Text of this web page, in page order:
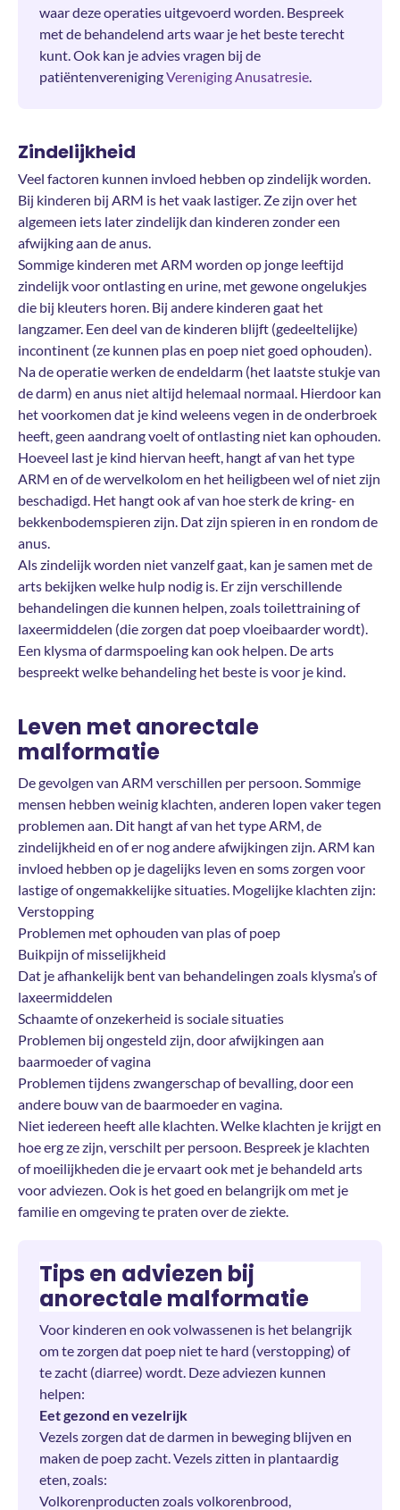
waar deze operaties uitgevoerd worden. Bespreek
met de behandelend arts waar je het beste terecht
kunt. Ook kan je advies vragen bij de
patiëntenverenigingVereniging Anusatresie
Zindelijkheid
Veel factoren kunnen invloed hebben op zindelijk worden.
Bij kinderen bij ARM is het vaak lastiger. Ze zijn over het
algemeen iets later zindelijk dan kinderen zonder een
afwijking aan de anus.
Sommige kinderen met ARM worden op jonge leeftijd
zindelijk voor ontlasting en urine, met gewone ongelukjes
die bij kleuters horen. Bij andere kinderen gaat het
langzamer. Een deel van de kinderen blijft (gedeeltelijke)
incontinent (ze kunnen plas en poep niet goed ophouden).
Na de operatie werken de endeldarm (het laatste stukje van
de darm) en anus niet altijd helemaal normaal. Hierdoor kan
het voorkomen dat je kind weleens vegen in de onderbroek
heeft, geen aandrang voelt of ontlasting niet kan ophouden.
Hoeveel last je kind hiervan heeft, hangt af van het type
ARM en of de wervelkolom en het heiligbeen wel of niet zijn
beschadigd. Het hangt ook af van hoe sterk de kring- en
bekkenbodemspieren zijn. Dat zijn spieren in en rondom de
anus.
Als zindelijk worden niet vanzelf gaat, kan je samen met de
arts bekijken welke hulp nodig is. Er zijn verschillende
behandelingen die kunnen helpen, zoals toilettraining of
laxeermiddelen (die zorgen dat poep vloeibaarder wordt).
Een klysma of darmspoeling kan ook helpen. De arts
bespreekt welke behandeling het beste is voor je kind.
Leven met anorectale
malformatie
De gevolgen van ARM verschillen per persoon. Sommige
mensen hebben weinig klachten, anderen lopen vaker tegen
problemen aan. Dit hangt af van het type ARM, de
zindelijkheid en of er nog andere afwijkingen zijn. ARM kan
invloed hebben op je dagelijks leven en soms zorgen voor
lastige of ongemakkelijke situaties. Mogelijke klachten zijn:
Verstopping
Problemen met ophouden van plas of poep
Buikpijn of misselijkheid
Dat je afhankelijk bent van behandelingen zoals klysma’s of
laxeermiddelen
Schaamte of onzekerheid is sociale situaties
Problemen bij ongesteld zijn, door afwijkingen aan
baarmoeder of vagina
Problemen tijdens zwangerschap of bevalling, door een
andere bouw van de baarmoeder en vagina.
Niet iedereen heeft alle klachten. Welke klachten je krijgt en
hoe erg ze zijn, verschilt per persoon. Bespreek je klachten
of moeilijkheden die je ervaart ook met je behandeld arts
voor adviezen. Ook is het goed en belangrijk om met je
familie en omgeving te praten over de ziekte.
Tips en adviezen bij
anorectale malformatie
Voor kinderen en ook volwassenen is het belangrijk
om te zorgen dat poep niet te hard (verstopping) of
te zacht (diarree) wordt. Deze adviezen kunnen
helpen:
Eet gezond en vezelrijk
Vezels zorgen dat de darmen in beweging blijven en
maken de poep zacht. Vezels zitten in plantaardig
eten, zoals:
Volkorenproducten zoals volkorenbrood,